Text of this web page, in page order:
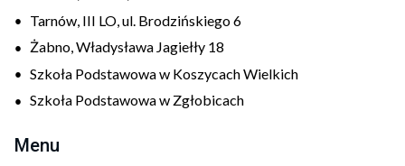
Tarnów, III LO, ul. Brodzińskiego 6
Żabno, Władysława Jagiełły 18
Szkoła Podstawowa w Koszycach Wielkich
Szkoła Podstawowa w Zgłobicach
Menu